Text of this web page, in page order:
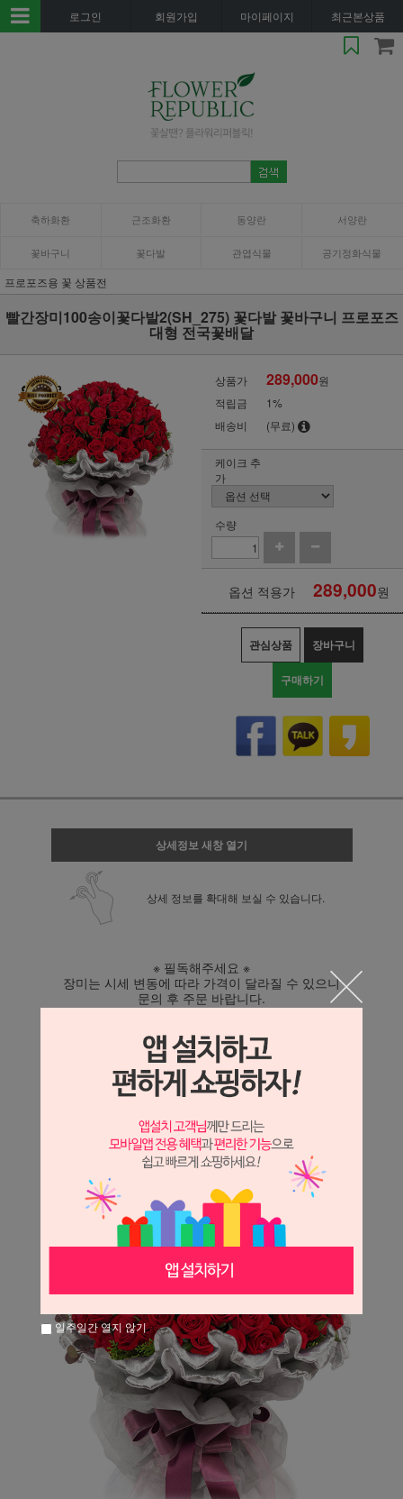
로그인 회원가입 마이페이지 최근본상품
축하화환 근조화환 동양란 서양란
꽃바구니 꽃다발 관엽식물 공기정화식물
프로포즈용 꽃 상품전
빨간장미100송이꽃다발2(SH_275) 꽃다발 꽃바구니 프로포즈
대형 전국꽃배달
상품가 289,000원
적립금
1%
배송비
(무료)
케이크 추
가
수량
옵션 적용가 289,000원
관심상품 장바구니
구매하기
상세정보 새창 열기
상세 정보를 확대해 보실 수 있습니다.
※ 필독해주세요 ※
장미는 시세 변동에 따라 가격이 달라질 수 있으니
문의 후 주문 바랍니다.
일주일간 열지 않기